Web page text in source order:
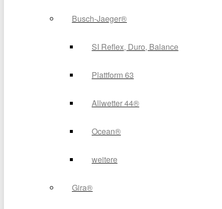
Busch-Jaeger®
SI Reflex, Duro, Balance
Plattform 63
Allwetter 44®
Ocean®
weitere
Gira®